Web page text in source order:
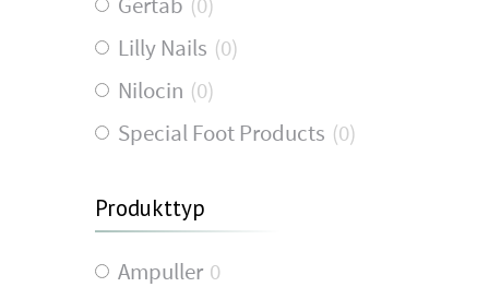
Lilly Nails (0)
Nilocin (0)
Special Foot Products (0)
Produkttyp
Ampuller 0